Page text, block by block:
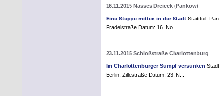
16.11.2015 Nasses Dreieck (Pankow)
Eine Steppe mitten in der Stadt Stadtteil:
Pradelstraße Datum: 16. No...
23.11.2015 Schloßstraße Charlottenburg
Im Charlottenburger Sumpf versunken
Berlin, Zillestraße Datum: 23. N...